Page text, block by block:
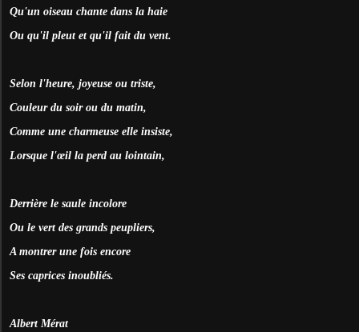
Qu'un oiseau chante dans la haie
Ou qu'il pleut et qu'il fait du vent.
Selon l'heure, joyeuse ou triste,
Couleur du soir ou du matin,
Comme une charmeuse elle insiste,
Lorsque l'œil la perd au lointain,
Derrière le saule incolore
Ou le vert des grands peupliers,
A montrer une fois encore
Ses caprices inoubliés.
Albert Mérat